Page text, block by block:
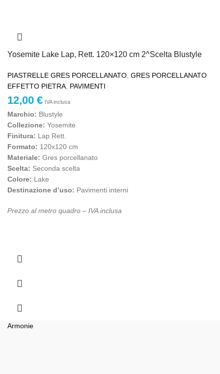
Yosemite Lake Lap, Rett. 120×120 cm 2^Scelta Blustyle
PIASTRELLE GRES PORCELLANATO GRES PORCELLANATO
EFFETTO PIETRA PAVIMENTI
12,00 € IVA inclusa
Marchio: Blustyle
Collezione: Yosemite
Finitura: Lap Rett.
Formato: 120x120 cm
Materiale: Gres porcellanato
Scelta: Seconda scelta
Colore: Lake
Destinazione d’uso: Pavimenti interni
Prezzo al metro quadro – IVA inclusa
Armonie